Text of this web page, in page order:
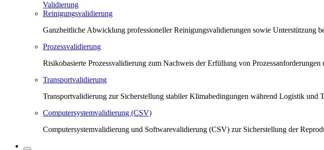
Validierung
Reinigungsvalidierung
Ganzheitliche Abwicklung professioneller Reinigungsvalidierungen sowie Unterstützung
Prozessvalidierung
Risikobasierte Prozessvalidierung zum Nachweis der Erfüllung von
Transportvalidierung
Transportvalidierung zur Sicherstellung stabiler Klimabedingungen während Logistik und
Computersystemvalidierung (CSV)
Computersystemvalidierung und Softwarevalidierung (CSV) zur Sicherstellung der